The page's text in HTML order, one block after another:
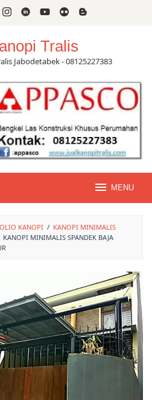
Tralis
Jabodetabek - 08125227383
MENU
KANOPI / KANOPI MINIMALIS
KANOPI MINIMALIS SPANDEK BAJA